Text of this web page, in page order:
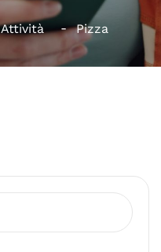
Attività Pizza